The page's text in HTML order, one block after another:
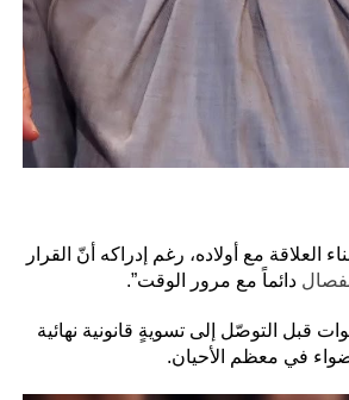
العلاقة مع أولاده، رغم إدراكه أنّ القرار
دائماً مع مرور الوقت”.
قبل التوصّل إلى تسويةٍ قانونية نهائية